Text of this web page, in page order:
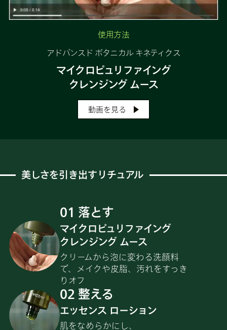
使用方法
アドバンスド ボタニカル キネティクス
マイクロピュリファイング
クレンジング ムース
動画を見る
美しさを引き出すリチュアル
01 落とす
マイクロピュリファイング
クレンジング ムース
クリームから泡に変わる洗顔料
で、メイクや皮脂、汚れをすっき
りオフ
02 整える
エッセンス ローション
肌をなめらかにし、